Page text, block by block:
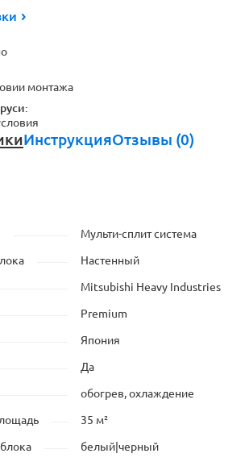
монтажа
ИнструкцияОтзывы (0)
Мульти-сплит система
Настенный
Mitsubishi Heavy Industries
Premium
Япония
Да
обогрев, охлаждение
35 м²
белый|черный